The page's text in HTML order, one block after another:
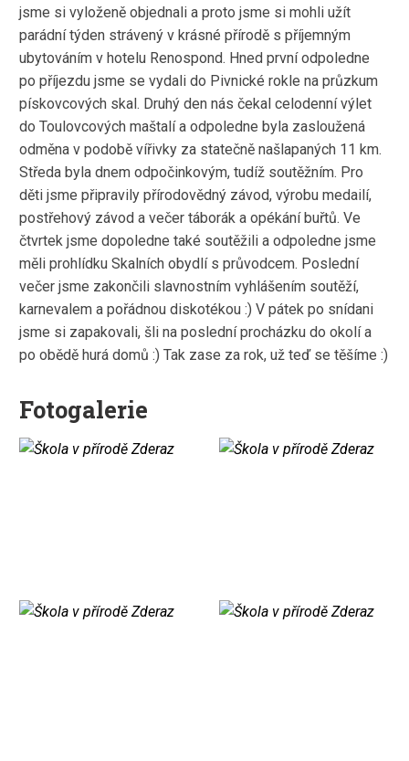
jsme si vyloženě objednali a proto jsme si mohli užít
parádní týden strávený v krásné přírodě s příjemným
ubytováním v hotelu Renospond. Hned první odpoledne
po příjezdu jsme se vydali do Pivnické rokle na průzkum
pískovcových skal. Druhý den nás čekal celodenní výlet
do Toulovcových maštalí a odpoledne byla zasloužená
odměna v podobě vířivky za statečně našlapaných 11 km.
Středa byla dnem odpočinkovým, tudíž soutěžním. Pro
děti jsme připravily přírodovědný závod, výrobu medailí,
postřehový závod a večer táborák a opékání buřtů. Ve
čtvrtek jsme dopoledne také soutěžili a odpoledne jsme
měli prohlídku Skalních obydlí s průvodcem. Poslední
večer jsme zakončili slavnostním vyhlášením soutěží,
karnevalem a pořádnou diskotékou :) V pátek po snídani
jsme si zapakovali, šli na poslední procházku do okolí a
po obědě hurá domů :) Tak zase za rok, už teď se těšíme :)
Fotogalerie